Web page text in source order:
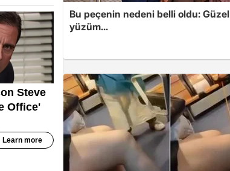
Bu peçenin nedeni belli oldu: Güzel
yüzüm...